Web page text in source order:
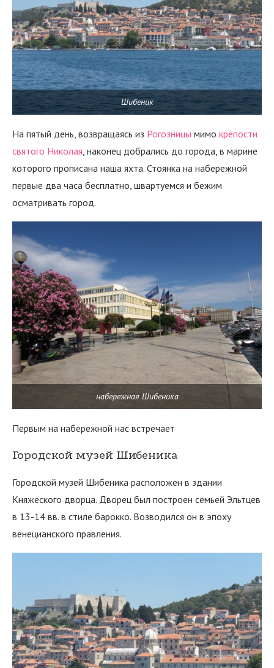
Шибеник
На пятый день, возвращаясь из Рогозницы мимо крепости
святого Николая, наконец добрались до города, в марине
которого прописана наша яхта. Стоянка на набережной
первые два часа бесплатно, швартуемся и бежим
осматривать город.
набережная Шибеника
Первым на набережной нас встречает
Городской музей Шибеника
Городской музей Шибеника расположен в здании
Княжеского дворца. Дворец был построен семьей Эльтцев
в 13-14 вв. в стиле барокко. Возводился он в эпоху
венецианского правления.